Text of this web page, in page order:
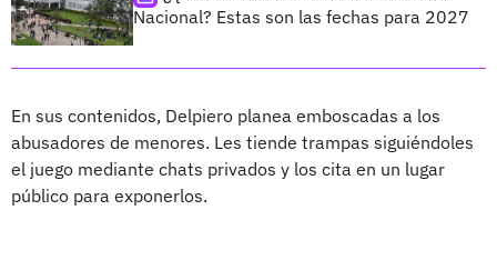
Nacional? Estas son las fechas para 2027
En sus contenidos, Delpiero planea emboscadas a los
abusadores de menores. Les tiende trampas siguiéndoles
el juego mediante chats privados y los cita en un lugar
público para exponerlos.